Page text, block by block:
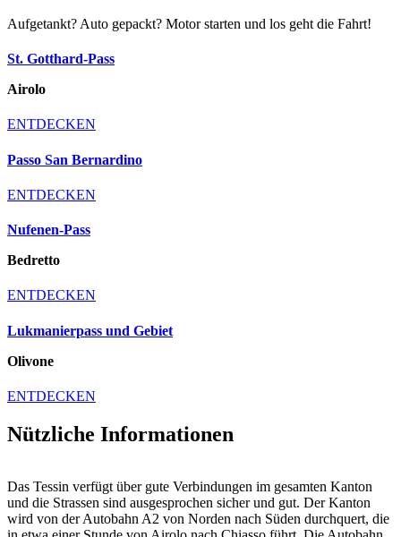
Aufgetankt? Auto gepackt? Motor starten und los geht die Fahrt!
St. Gotthard-Pass
Airolo
ENTDECKEN
Passo San Bernardino
ENTDECKEN
Nufenen-Pass
Bedretto
ENTDECKEN
Lukmanierpass und Gebiet
Olivone
ENTDECKEN
Nützliche Informationen
Das Tessin verfügt über gute Verbindungen im gesamten Kanton
und die Strassen sind ausgesprochen sicher und gut. Der Kanton
wird von der Autobahn A2 von Norden nach Süden durchquert, die